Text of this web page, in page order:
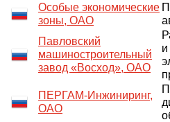
Особые экономические
зоны, ОАО
Павловский
машиностроительный
завод «Восход», ОАО
ПЕРГАМ-Инжиниринг,
ОАО